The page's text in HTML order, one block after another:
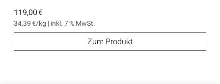
119,00 €
34,39 €/kg | inkl. 7 % MwSt.
Zum Produkt